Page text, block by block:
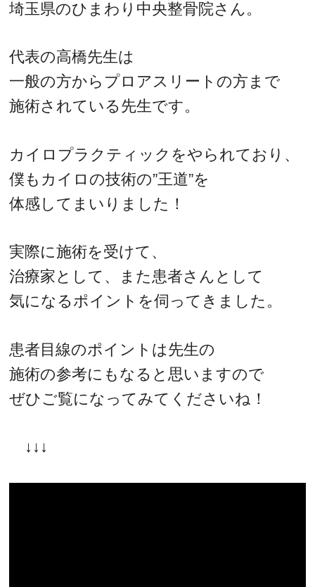
埼玉県のひまわり中央整骨院さん。
代表の高橋先生は
一般の方からプロアスリートの方まで
施術されている先生です。
カイロプラクティックをやられており、
僕もカイロの技術の”王道”を
体感してまいりました！
実際に施術を受けて、
治療家として、また患者さんとして
気になるポイントを伺ってきました。
患者目線のポイントは先生の
施術の参考にもなると思いますので
ぜひご覧になってみてくださいね！
↓↓↓